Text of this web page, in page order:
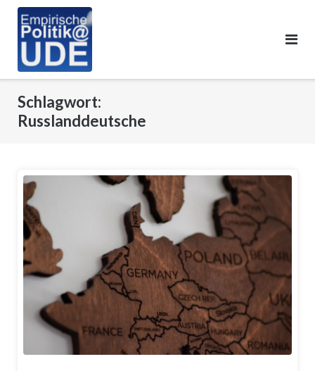
content
Schlagwort:
Russlanddeutsche